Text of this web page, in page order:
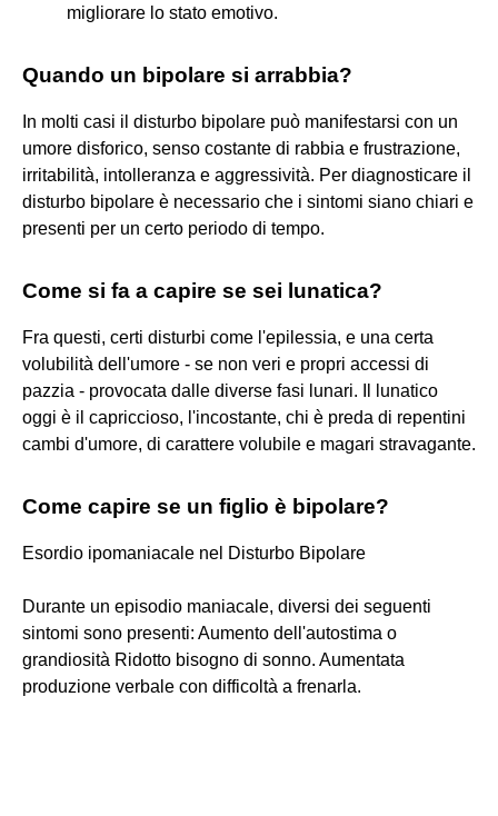
migliorare lo stato emotivo.
Quando un bipolare si arrabbia?
In molti casi il disturbo bipolare può manifestarsi con un
umore disforico, senso costante di rabbia e frustrazione,
irritabilità, intolleranza e aggressività. Per diagnosticare il
disturbo bipolare è necessario che i sintomi siano chiari e
presenti per un certo periodo di tempo.
Come si fa a capire se sei lunatica?
Fra questi, certi disturbi come l'epilessia, e una certa
volubilità dell'umore - se non veri e propri accessi di
pazzia - provocata dalle diverse fasi lunari. Il lunatico
oggi è il capriccioso, l'incostante, chi è preda di repentini
cambi d'umore, di carattere volubile e magari stravagante.
Come capire se un figlio è bipolare?
Esordio ipomaniacale nel Disturbo Bipolare
Durante un episodio maniacale, diversi dei seguenti
sintomi sono presenti: Aumento dell'autostima o
grandiosità Ridotto bisogno di sonno. Aumentata
produzione verbale con difficoltà a frenarla.